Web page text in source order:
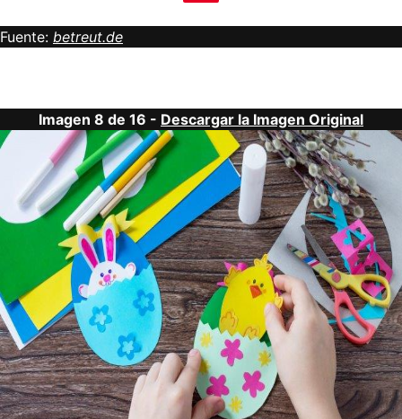
Fuente: betreut.de
Imagen 8 de 16 - Descargar la Imagen Original